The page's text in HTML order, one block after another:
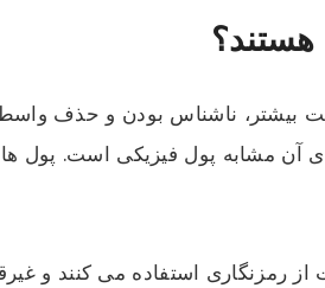
هستند؟
بیشتر، ناشناس بودن و حذف
مشابه پول فیزیکی است. پول
از رمزنگاری استفاده می کنند و